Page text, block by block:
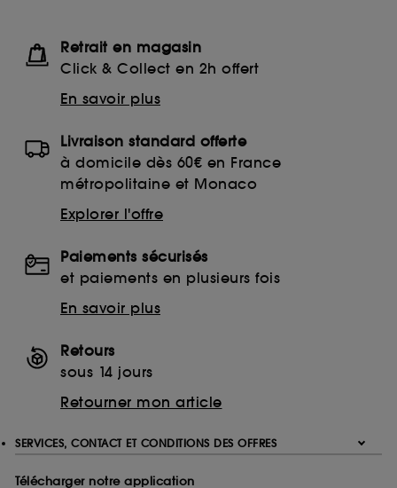
Retrait en magasin
Click & Collect en 2h offert
En savoir plus
Livraison standard offerte
à domicile dès 60€ en France
métropolitaine et Monaco
Explorer l'offre
Paiements sécurisés
et paiements en plusieurs fois
En savoir plus
Retours
sous 14 jours
Retourner mon article
SERVICES, CONTACT ET CONDITIONS DES OFFRES
Télécharger notre application